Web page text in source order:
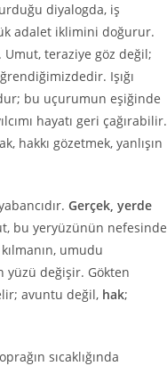
diyalogda, iş
adalet iklimini doğurur.
Umut, teraziye göz değil;
Işığı
bu uçurumun eşiğinde
hayatı geri çağırabilir.
hakkı gözetmek, yanlışın
Gerçek, yerde
bu yeryüzünün nefesinde
umudu
yüzü değişir. Gökten
avuntu değil, hak;
sıcaklığında